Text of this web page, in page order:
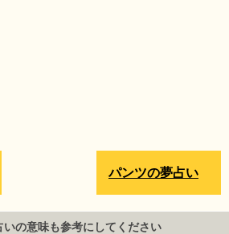
パンツの夢占い
いの意味も参考にしてください